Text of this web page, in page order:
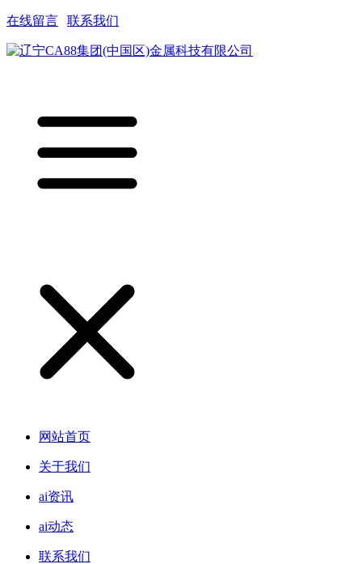
在线留言 联系我们
网站首页
关于我们
ai资讯
ai动态
联系我们